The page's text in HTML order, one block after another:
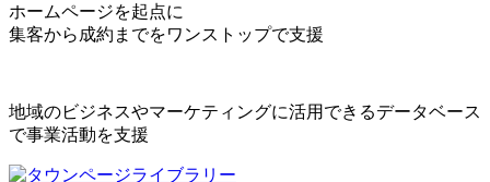
ホームページを起点に
集客から成約までをワンストップで支援
地域のビジネスやマーケティングに活用できるデータベース
で事業活動を支援